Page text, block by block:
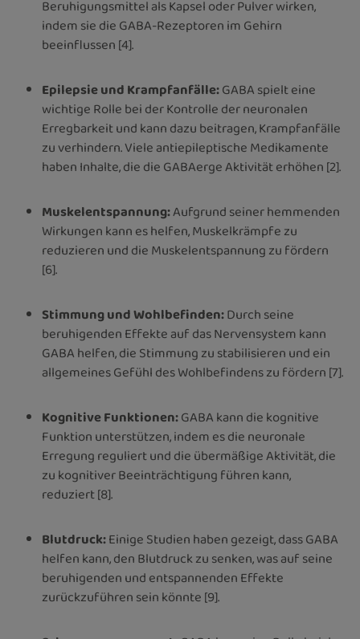
Beruhigungsmittel als Kapsel oder Pulver wirken,
indem sie die GABA-Rezeptoren im Gehirn
beeinflussen [4].
Epilepsie und Krampfanfälle:GABA spielt eine
wichtige Rolle bei der Kontrolle der neuronalen
Erregbarkeit und kann dazu beitragen, Krampfanfälle
zu verhindern. Viele antiepileptische Medikamente
haben Inhalte, die die GABAerge Aktivität erhöhen [2].
Muskelentspannung:Aufgrund seiner hemmenden
Wirkungen kann es helfen, Muskelkrämpfe zu
reduzieren und die Muskelentspannung zu fördern
[6].
Stimmung und Wohlbefinden:Durch seine
beruhigenden Effekte auf das Nervensystem kann
GABA helfen, die Stimmung zu stabilisieren und ein
allgemeines Gefühl des Wohlbefindens zu fördern [7].
Kognitive Funktionen:GABA kann die kognitive
Funktion unterstützen, indem es die neuronale
Erregung reguliert und die übermäßige Aktivität, die
zu kognitiver Beeinträchtigung führen kann,
reduziert [8].
Blutdruck:Einige Studien haben gezeigt, dass GABA
helfen kann, den Blutdruck zu senken, was auf seine
beruhigenden und entspannenden Effekte
zurückzuführen sein könnte [9].